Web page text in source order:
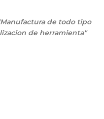
de todo tipo
de herramienta"